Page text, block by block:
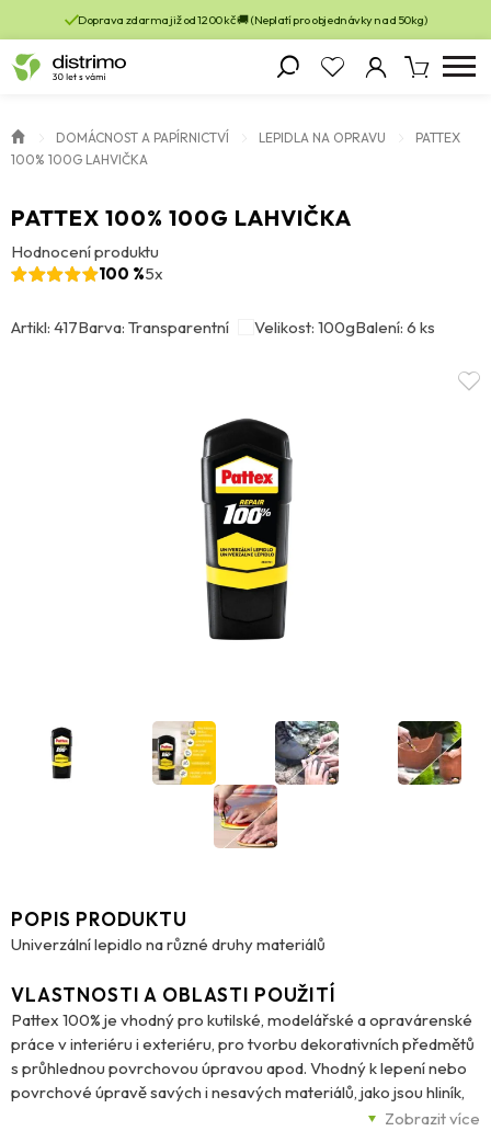
Doprava zdarma již od 1200 kč 🚚 (Neplatí pro objednávky nad 50kg)
DOMÁCNOST A PAPÍRNICTVÍ LEPIDLA NA OPRAVU
PATTEX
100% 100G LAHVIČKA
PATTEX 100% 100G LAHVIČKA
Hodnocení produktu
100 %5x
Artikl: 417Barva: Transparentní Velikost: 100gBalení: 6 ks
POPIS PRODUKTU
Univerzální lepidlo na různé druhy materiálů
Zobrazit více
VLASTNOSTI A OBLASTI POUŽITÍ
Pattex 100% je vhodný pro kutilské, modelářské a opravárenské
práce v interiéru i exteriéru, pro tvorbu dekorativních předmětů
s průhlednou povrchovou úpravou apod. Vhodný k lepení nebo
povrchové úpravě savých i nesavých materiálů, jako jsou hliník,
beton, ocel, nerezová ocel, obklady a dlažba, sklo, keramika,